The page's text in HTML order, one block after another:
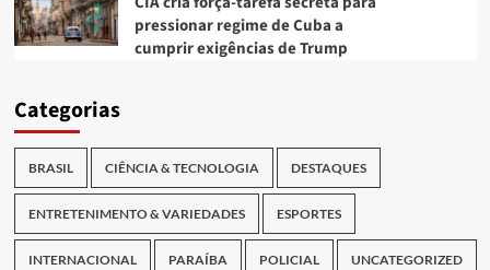
pressionar regime de Cuba a
cumprir exigências de Trump
Categorias
BRASIL CIÊNCIA & TECNOLOGIA DESTAQUES
ENTRETENIMENTO & VARIEDADES ESPORTES
INTERNACIONAL PARAÍBA POLICIAL UNCATEGORIZED